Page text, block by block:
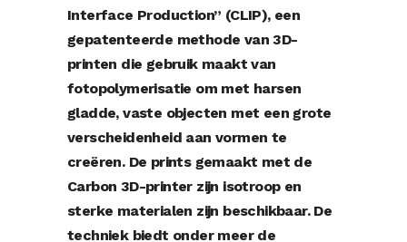
Interface Production” (CLIP), een
gepatenteerde methode van 3D-
printen die gebruik maakt van
fotopolymerisatie om met harsen
gladde, vaste objecten met een grote
verscheidenheid aan vormen te
creëren. De prints gemaakt met de
Carbon 3D-printer zijn isotroop en
sterke materialen zijn beschikbaar. De
techniek biedt onder meer de